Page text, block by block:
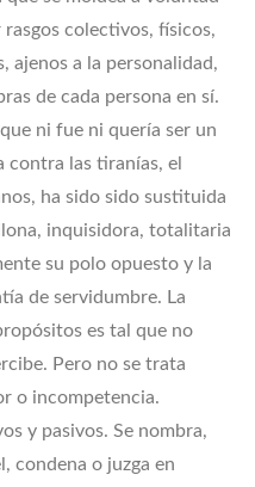
rasgos colectivos, físicos,
ajenos a la personalidad,
de cada persona en sí.
ni fue ni quería ser un
contra las tiranías, el
ha sido sido sustituida
inquisidora, totalitaria
su polo opuesto y la
de servidumbre. La
es tal que no
Pero no se trata
o incompetencia.
y pasivos. Se nombra,
condena o juzga en